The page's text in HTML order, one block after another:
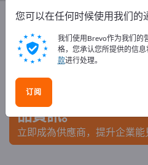
Exportpages 原材料＆物料
在Exportpages免
在Exportpages上
品資訊。
立即成為供應商，提升企業
您可以在任何时候使用我们的
我们使用Brevo作为我们的
格，您承认您所提供的信
款进行处理。
订阅